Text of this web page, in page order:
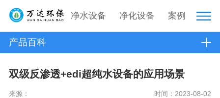
净水设备 净化设备 案例
产品百科
双级反渗透+edi超纯水设备的应用场景
来源： 时间：2023-08-02